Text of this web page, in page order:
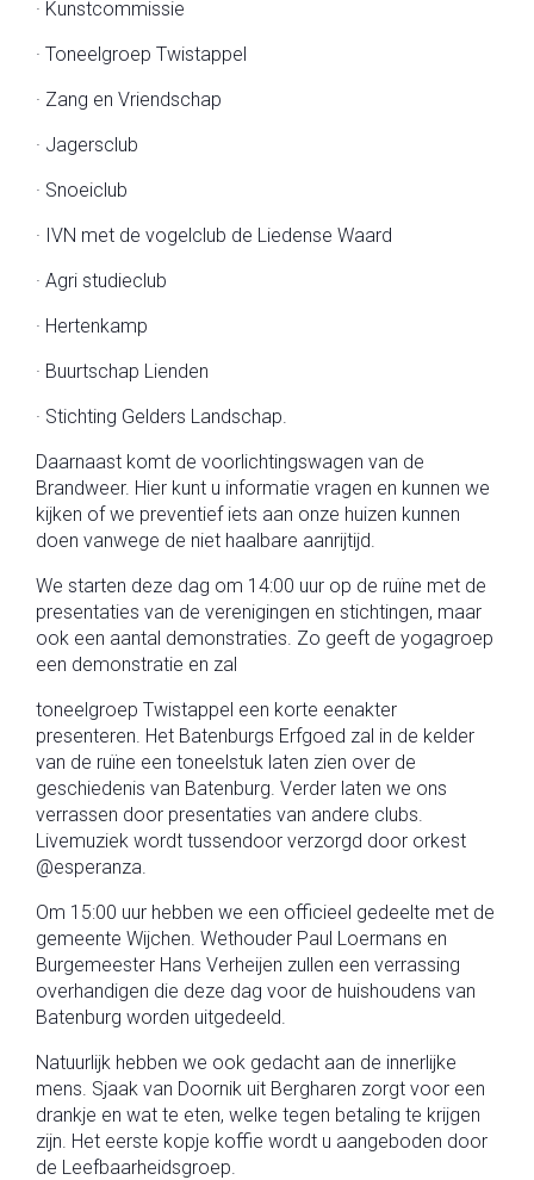
· Kunstcommissie
· Toneelgroep Twistappel
· Zang en Vriendschap
· Jagersclub
· Snoeiclub
· IVN met de vogelclub de Liedense Waard
· Agri studieclub
· Hertenkamp
· Buurtschap Lienden
· Stichting Gelders Landschap.
Daarnaast komt de voorlichtingswagen van de
Brandweer. Hier kunt u informatie vragen en kunnen we
kijken of we preventief iets aan onze huizen kunnen
doen vanwege de niet haalbare aanrijtijd.
We starten deze dag om 14:00 uur op de ruïne met de
presentaties van de verenigingen en stichtingen, maar
ook een aantal demonstraties. Zo geeft de yogagroep
een demonstratie en zal
toneelgroep Twistappel een korte eenakter
presenteren. Het Batenburgs Erfgoed zal in de kelder
van de ruïne een toneelstuk laten zien over de
geschiedenis van Batenburg. Verder laten we ons
verrassen door presentaties van andere clubs.
Livemuziek wordt tussendoor verzorgd door orkest
@esperanza.
Om 15:00 uur hebben we een officieel gedeelte met de
gemeente Wijchen. Wethouder Paul Loermans en
Burgemeester Hans Verheijen zullen een verrassing
overhandigen die deze dag voor de huishoudens van
Batenburg worden uitgedeeld.
Natuurlijk hebben we ook gedacht aan de innerlijke
mens. Sjaak van Doornik uit Bergharen zorgt voor een
drankje en wat te eten, welke tegen betaling te krijgen
zijn. Het eerste kopje koffie wordt u aangeboden door
de Leefbaarheidsgroep.